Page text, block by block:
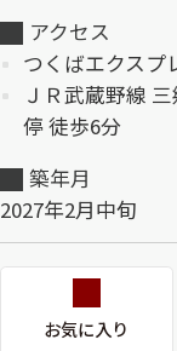
シャーメゾンライ
自立型サービス
お問い合わせ・よ
シャーメゾンライ
らくらくプラチナ
アクセス
つくばエクスプ
ＪＲ武蔵野線
停 徒歩6分
築年月
2027年2月中旬
お気に入り